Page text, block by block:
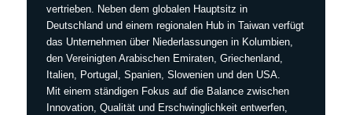
vertrieben. Neben dem globalen Hauptsitz in
Deutschland und einem regionalen Hub in Taiwan verfügt
das Unternehmen über Niederlassungen in Kolumbien,
den Vereinigten Arabischen Emiraten, Griechenland,
Italien, Portugal, Spanien, Slowenien und den USA.
Mit einem ständigen Fokus auf die Balance zwischen
Innovation, Qualität und Erschwinglichkeit entwerfen,